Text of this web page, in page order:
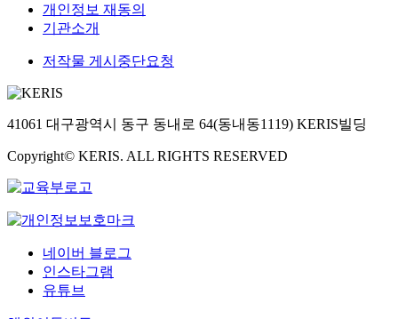
개인정보 재동의
기관소개
저작물 게시중단요청
41061 대구광역시 동구 동내로 64(동내동1119) KERIS빌딩
Copyright© KERIS. ALL RIGHTS RESERVED
네이버 블로그
인스타그램
유튜브